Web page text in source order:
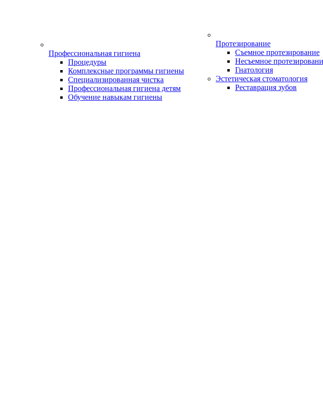
Профессиональная гигиена
Процедуры
Комплексные программы гигиены
Специализированная чистка
Профессиональная гигиена детям
Обучение навыкам гигиены
Протезирование
Съемное протезирование
Несъемное
Гнатология
Эстетическая стоматология
Реставрация зубов